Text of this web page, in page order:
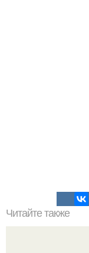
Читайте также